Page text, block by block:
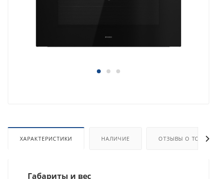
ХАРАКТЕРИСТИКИ НАЛИЧИЕ ОТЗЫВЫ О ТОВАРЕ
Габариты и вес